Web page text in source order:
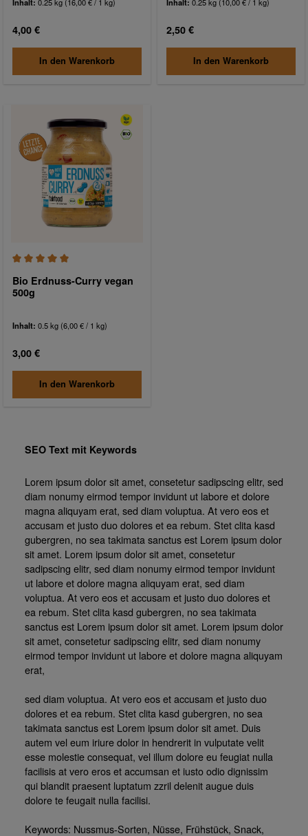
Regulärer Preis:
4,00 €
In den Warenkorb
Regulärer Preis:
2,50 €
In den Warenkorb
Bio Erdnuss-Curry vegan
500g
Inhalt: 0.5 kg (6,00 € / 1 kg)
Regulärer Preis:
3,00 €
In den Warenkorb
SEO Text mit Keywords
Lorem ipsum dolor sit amet, consetetur sadipscing elitr, sed
diam nonumy eirmod tempor invidunt ut labore et dolore
magna aliquyam erat, sed diam voluptua. At vero eos et
accusam et justo duo dolores et ea rebum. Stet clita kasd
gubergren, no sea takimata sanctus est Lorem ipsum dolor
sit amet. Lorem ipsum dolor sit amet, consetetur
sadipscing elitr, sed diam nonumy eirmod tempor invidunt
ut labore et dolore magna aliquyam erat, sed diam
voluptua. At vero eos et accusam et justo duo dolores et
ea rebum. Stet clita kasd gubergren, no sea takimata
sanctus est Lorem ipsum dolor sit amet. Lorem ipsum dolor
sit amet, consetetur sadipscing elitr, sed diam nonumy
eirmod tempor invidunt ut labore et dolore magna aliquyam
erat,
sed diam voluptua. At vero eos et accusam et justo duo
dolores et ea rebum. Stet clita kasd gubergren, no sea
takimata sanctus est Lorem ipsum dolor sit amet. Duis
autem vel eum iriure dolor in hendrerit in vulputate velit
esse molestie consequat, vel illum dolore eu feugiat nulla
facilisis at vero eros et accumsan et iusto odio dignissim
qui blandit praesent luptatum zzril delenit augue duis
dolore te feugait nulla facilisi.
Keywords: Nussmus-Sorten, Nüsse, Frühstück, Snack,